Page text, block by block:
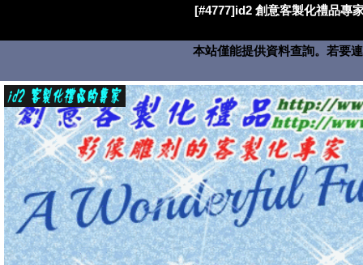
[#4777]id2 創意客製化禮品專
本站僅能提供資料查詢。若要